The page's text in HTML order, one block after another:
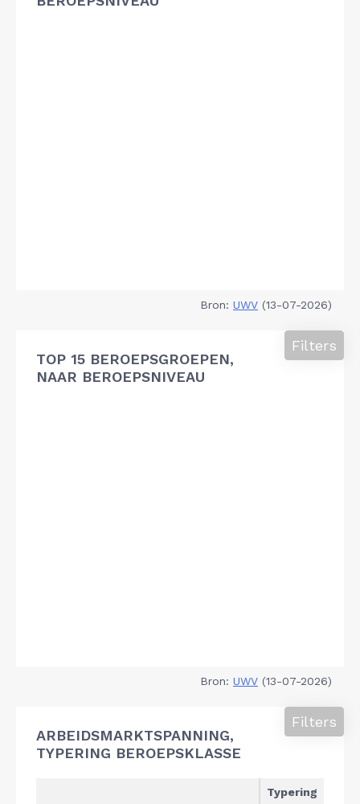
Bron: UWV (13-07-2026)
TOP 15 BEROEPSGROEPEN,
NAAR BEROEPSNIVEAU
Filters
Bron: UWV (13-07-2026)
ARBEIDSMARKTSPANNING,
TYPERING BEROEPSKLASSE
Filters